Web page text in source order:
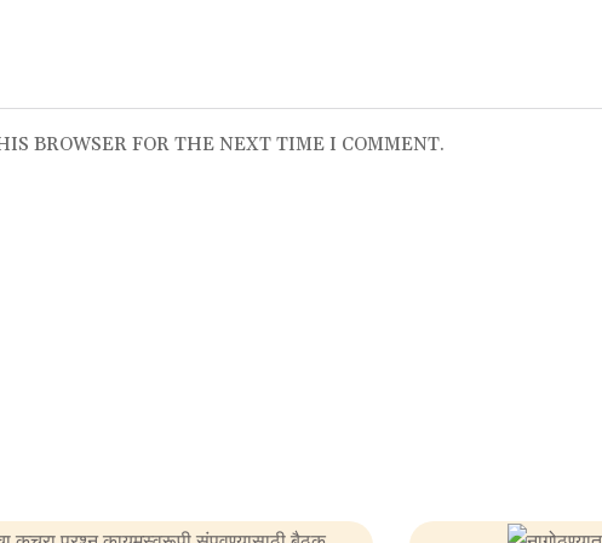
BROWSER FOR THE NEXT TIME I COMMENT.